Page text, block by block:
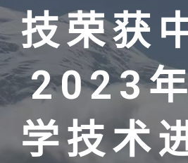
技荣获
2023
学技术